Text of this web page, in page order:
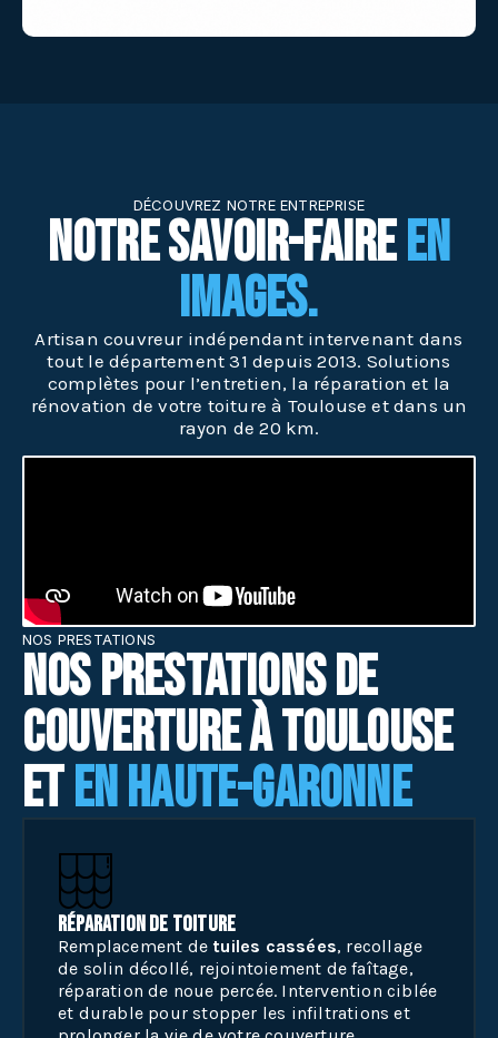
DÉCOUVREZ NOTRE ENTREPRISE
Notre Savoir-FaireEn
Images.
Artisan couvreur indépendant intervenant dans
tout le département 31 depuis 2013. Solutions
complètes pour l’entretien, la réparation et la
rénovation de votre toiture à Toulouse et dans un
rayon de 20 km.
NOS PRESTATIONS
Nos prestations de
couverture à Toulouse
eten Haute-Garonne
Réparation de toiture
Remplacement de tuiles cassées, recollage
de solin décollé, rejointoiement de faîtage,
réparation de noue percée. Intervention ciblée
et durable pour stopper les infiltrations et